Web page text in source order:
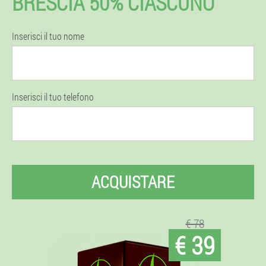
Inserisci il tuo nome
Inserisci il tuo telefono
ACQUISTARE
€ 78
€ 39